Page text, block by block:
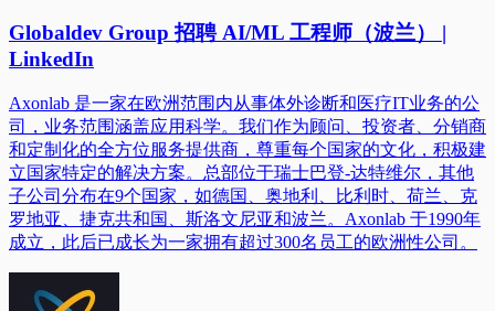
Globaldev Group 招聘 AI/ML 工程师（波兰） |
LinkedIn
Axonlab 是一家在欧洲范围内从事体外诊断和医疗IT业务的公
司，业务范围涵盖应用科学。我们作为顾问、投资者、分销商
和定制化的全方位服务提供商，尊重每个国家的文化，积极建
立国家特定的解决方案。总部位于瑞士巴登-达特维尔，其他
子公司分布在9个国家，如德国、奥地利、比利时、荷兰、克
罗地亚、捷克共和国、斯洛文尼亚和波兰。Axonlab 于1990年
成立，此后已成长为一家拥有超过300名员工的欧洲性公司。